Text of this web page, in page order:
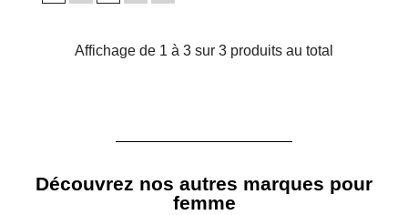
Affichage de 1 à 3 sur 3 produits au total
Découvrez nos autres marques pour
femme